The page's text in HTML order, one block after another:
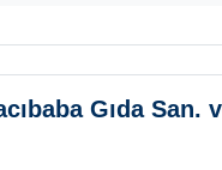
Gıda San.